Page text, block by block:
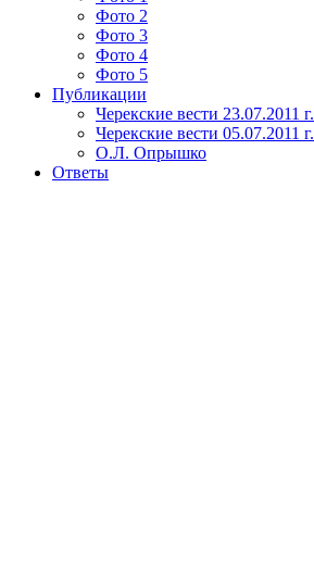
Фото 2
Фото 3
Фото 4
Фото 5
Публикации
Черекские вести 23.07.2011 г.
Черекские вести 05.07.2011 г.
О.Л. Опрышко
Ответы